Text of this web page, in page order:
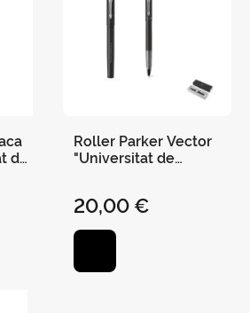
de
Roller Parker Vector
"Universitat de
Color Plata-Azul
20,00 €